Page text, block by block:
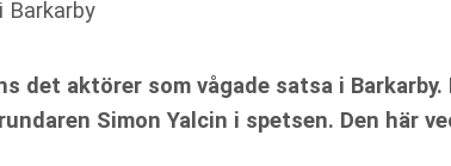
det aktörer som vågade satsa i Barkarby.
Simon Yalcin i spetsen. Den här